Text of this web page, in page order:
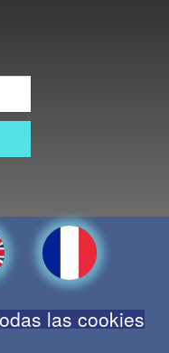
las cookies